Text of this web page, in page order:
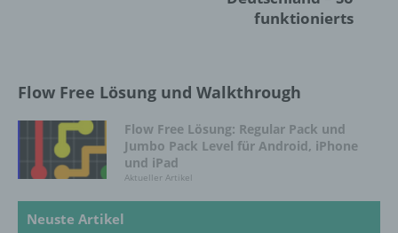
funktionierts
Flow Free Lösung und Walkthrough
Flow Free Lösung: Regular Pack und
Jumbo Pack Level für Android, iPhone
und iPad
Aktueller Artikel
Neuste Artikel
Informationen nicht mehr einer spezifischen
betroffenen Person zugeordnet werden
Maßnahmen unterliegen, die gewährleisten,
einer identifizierten oder identifizierbaren
natürlichen Person zugewiesen werden.
g) Verantwortlicher oder für die Verarbeitung
Verantwortlicher